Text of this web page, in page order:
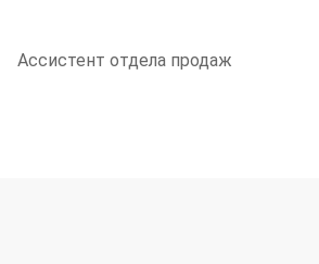
Ассистент отдела продаж